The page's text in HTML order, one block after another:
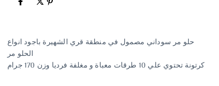
حلو مر سوداني مصمول في منطقة قري الشهيرة باجود انواع
الحلو مر
كرتونة تحتوي علي 10 طرقات معباة و مغلفة فرديا وزن 170 جرام